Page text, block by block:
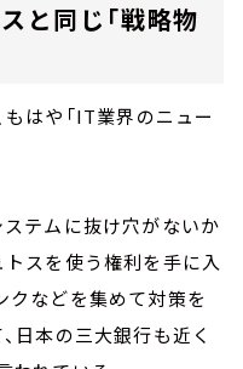
と同じ「戦略物
はや「IT業界のニュー
ステムに抜け穴がないか
トスを使う権利を手に入
クなどを集めて対策を
日本の三大銀行も近く